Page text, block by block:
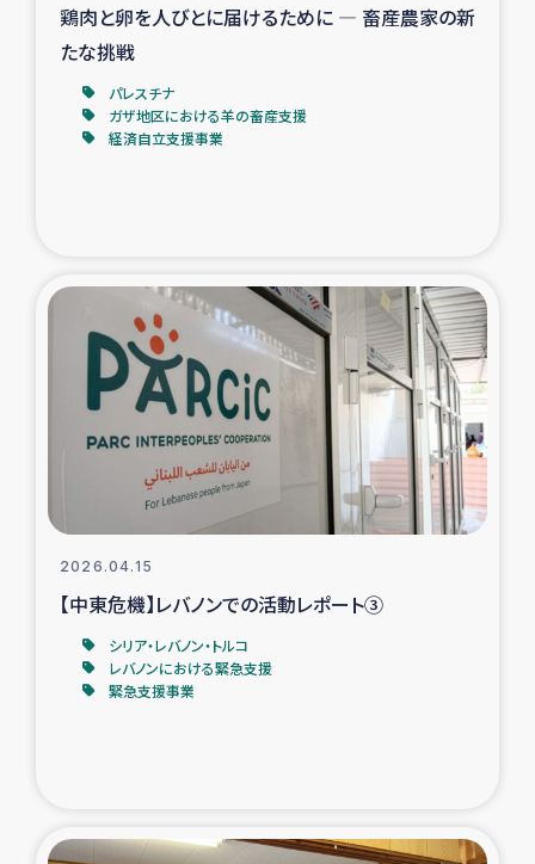
ガザ人道支援
令和6年能登半島地震 緊急支援
タイ国境ミャンマー移民子ども支援
漁民によるマングローブ植林活動
レバノンでのシリア難民への食糧・越冬支援
レバノンにおける緊急支援
レバノンでのシリア難民への教育支援事業
レバノンでのシリア難民・レバノン人への農業支援
海外ルーツの市民との共生
復興応援隊の活動
鶏肉と卵を人びとに届けるために ― 畜産農家の新
たな挑戦
パレスチナ
ガザ地区における羊の畜産支援
経済自立支援事業
2026.04.15
【中東危機】レバノンでの活動レポート③
シリア・レバノン・トルコ
レバノンにおける緊急支援
緊急支援事業